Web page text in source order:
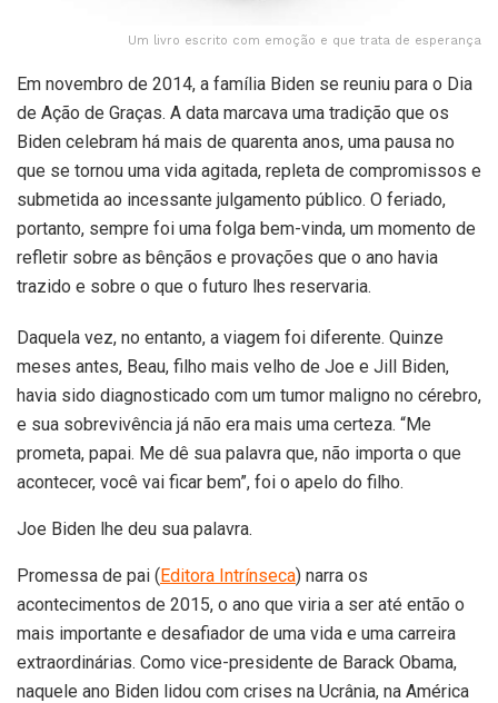
Um livro escrito com emoção e que trata de esperança
Em novembro de 2014, a família Biden se reuniu para o Dia
de Ação de Graças. A data marcava uma tradição que os
Biden celebram há mais de quarenta anos, uma pausa no
que se tornou uma vida agitada, repleta de compromissos e
submetida ao incessante julgamento público. O feriado,
portanto, sempre foi uma folga bem-vinda, um momento de
refletir sobre as bênçãos e provações que o ano havia
trazido e sobre o que o futuro lhes reservaria.
Daquela vez, no entanto, a viagem foi diferente. Quinze
meses antes, Beau, filho mais velho de Joe e Jill Biden,
havia sido diagnosticado com um tumor maligno no cérebro,
e sua sobrevivência já não era mais uma certeza. “Me
prometa, papai. Me dê sua palavra que, não importa o que
acontecer, você vai ficar bem”, foi o apelo do filho.
Joe Biden lhe deu sua palavra.
Promessa de pai (Editora Intrínseca) narra os
acontecimentos de 2015, o ano que viria a ser até então o
mais importante e desafiador de uma vida e uma carreira
extraordinárias. Como vice-presidente de Barack Obama,
naquele ano Biden lidou com crises na Ucrânia, na América